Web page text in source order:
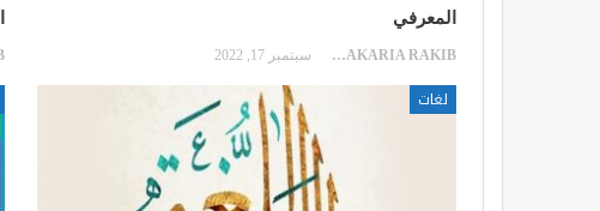
المعرفي
ZAKARIA RAKIB سبتمبر 17, 2022
لغات